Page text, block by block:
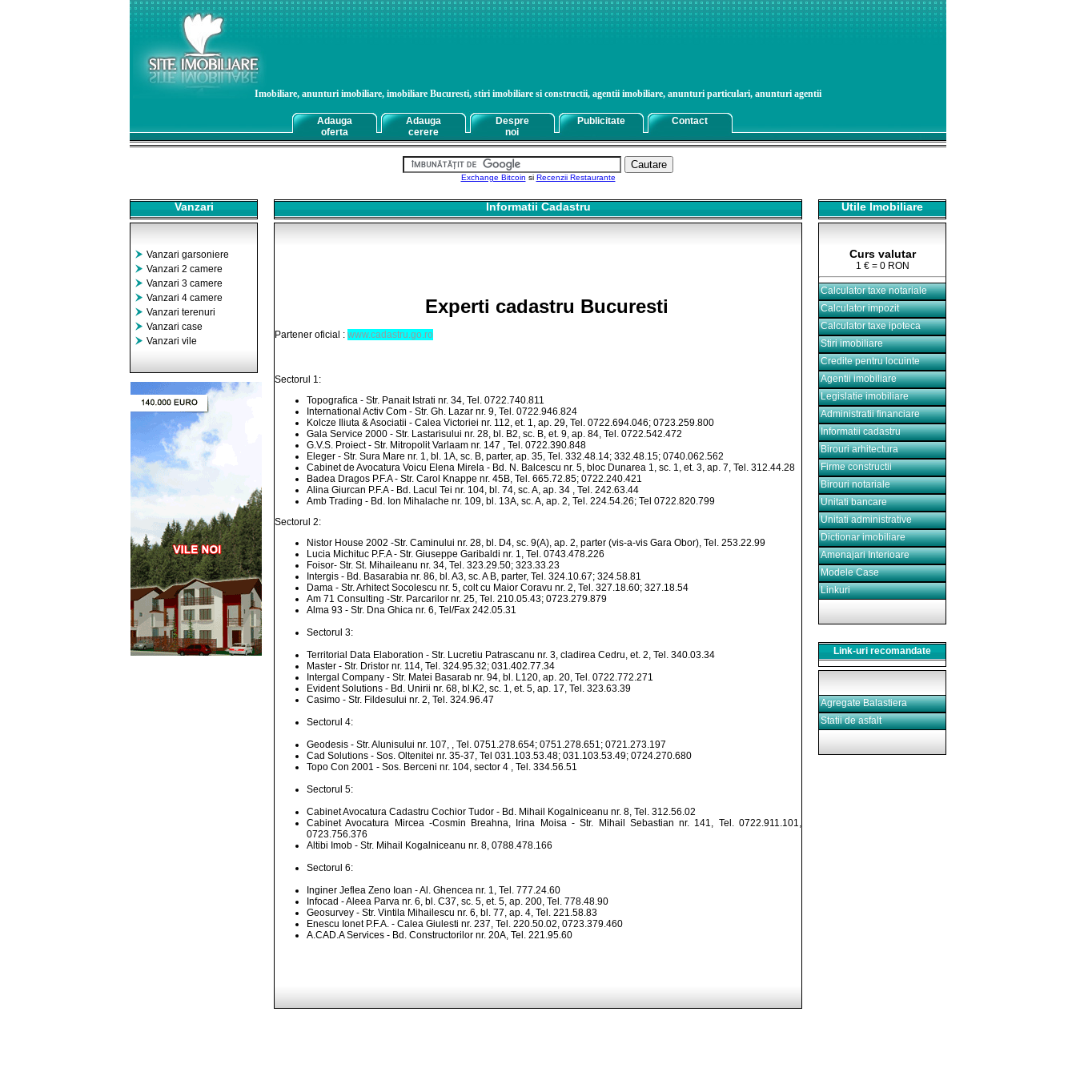
Imobiliare, anunturi imobiliare, imobiliare Bucuresti, stiri imobiliare si constructii, agentii imobiliare, anunturi particulari, anunturi agentii
Adauga
oferta
Adauga
cerere
Despre
noi
Publicitate Contact
Exchange Bitcoin si Recenzii Restaurante
Vanzari
Vanzari garsoniere
Vanzari 2 camere
Vanzari 3 camere
Vanzari 4 camere
Vanzari terenuri
Vanzari case
Vanzari vile
Informatii Cadastru
Experti cadastru Bucuresti
Partener oficial : www.cadastru.go.ro
Sectorul 1:
Topografica - Str. Panait Istrati nr. 34, Tel. 0722.740.811
International Activ Com - Str. Gh. Lazar nr. 9, Tel. 0722.946.824
Kolcze Iliuta & Asociatii - Calea Victoriei nr. 112, et. 1, ap. 29, Tel. 0722.694.046; 0723.259.800
Gala Service 2000 - Str. Lastarisului nr. 28, bl. B2, sc. B, et. 9, ap. 84, Tel. 0722.542.472
G.V.S. Proiect - Str. Mitropolit Varlaam nr. 147 , Tel. 0722.390.848
Eleger - Str. Sura Mare nr. 1, bl. 1A, sc. B, parter, ap. 35, Tel. 332.48.14; 332.48.15; 0740.062.562
Cabinet de Avocatura Voicu Elena Mirela - Bd. N. Balcescu nr. 5, bloc Dunarea 1, sc. 1, et. 3, ap. 7, Tel. 312.44.28
Badea Dragos P.F.A - Str. Carol Knappe nr. 45B, Tel. 665.72.85; 0722.240.421
Alina Giurcan P.F.A - Bd. Lacul Tei nr. 104, bl. 74, sc. A, ap. 34 , Tel. 242.63.44
Amb Trading - Bd. Ion Mihalache nr. 109, bl. 13A, sc. A, ap. 2, Tel. 224.54.26; Tel 0722.820.799
Sectorul 2:
Nistor House 2002 -Str. Caminului nr. 28, bl. D4, sc. 9(A), ap. 2, parter (vis-a-vis Gara Obor), Tel. 253.22.99
Lucia Michituc P.F.A - Str. Giuseppe Garibaldi nr. 1, Tel. 0743.478.226
Foisor- Str. St. Mihaileanu nr. 34, Tel. 323.29.50; 323.33.23
Intergis - Bd. Basarabia nr. 86, bl. A3, sc. A B, parter, Tel. 324.10.67; 324.58.81
Dama - Str. Arhitect Socolescu nr. 5, colt cu Maior Coravu nr. 2, Tel. 327.18.60; 327.18.54
Am 71 Consulting -Str. Parcarilor nr. 25, Tel. 210.05.43; 0723.279.879
Alma 93 - Str. Dna Ghica nr. 6, Tel/Fax 242.05.31
Sectorul 3:
Territorial Data Elaboration - Str. Lucretiu Patrascanu nr. 3, cladirea Cedru, et. 2, Tel. 340.03.34
Master - Str. Dristor nr. 114, Tel. 324.95.32; 031.402.77.34
Intergal Company - Str. Matei Basarab nr. 94, bl. L120, ap. 20, Tel. 0722.772.271
Evident Solutions - Bd. Unirii nr. 68, bl.K2, sc. 1, et. 5, ap. 17, Tel. 323.63.39
Casimo - Str. Fildesului nr. 2, Tel. 324.96.47
Sectorul 4:
Geodesis - Str. Alunisului nr. 107, , Tel. 0751.278.654; 0751.278.651; 0721.273.197
Cad Solutions - Sos. Oltenitei nr. 35-37, Tel 031.103.53.48; 031.103.53.49; 0724.270.680
Topo Con 2001 - Sos. Berceni nr. 104, sector 4 , Tel. 334.56.51
Sectorul 5:
Cabinet Avocatura Cadastru Cochior Tudor - Bd. Mihail Kogalniceanu nr. 8, Tel. 312.56.02
Cabinet Avocatura Mircea -Cosmin Breahna, Irina Moisa - Str. Mihail Sebastian nr. 141, Tel. 0722.911.101,
0723.756.376
Altibi Imob - Str. Mihail Kogalniceanu nr. 8, 0788.478.166
Sectorul 6:
Inginer Jeflea Zeno Ioan - Al. Ghencea nr. 1, Tel. 777.24.60
Infocad - Aleea Parva nr. 6, bl. C37, sc. 5, et. 5, ap. 200, Tel. 778.48.90
Geosurvey - Str. Vintila Mihailescu nr. 6, bl. 77, ap. 4, Tel. 221.58.83
Enescu Ionet P.F.A. - Calea Giulesti nr. 237, Tel. 220.50.02, 0723.379.460
A.CAD.A Services - Bd. Constructorilor nr. 20A, Tel. 221.95.60
Utile Imobiliare
Curs valutar
1 € = 0 RON
Calculator taxe notariale
Calculator impozit
Calculator taxe ipoteca
Stiri imobiliare
Credite pentru locuinte
Agentii imobiliare
Legislatie imobiliare
Administratii financiare
Informatii cadastru
Birouri arhitectura
Firme constructii
Birouri notariale
Unitati bancare
Unitati administrative
Dictionar imobiliare
Amenajari Interioare
Modele Case
Linkuri
Link-uri recomandate
Agregate Balastiera
Statii de asfalt